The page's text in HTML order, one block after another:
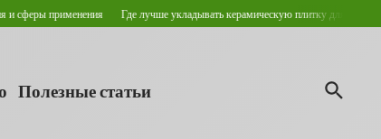
Где лучше укладывать керамическую плитку для пола? Кровельные
Полезные статьи